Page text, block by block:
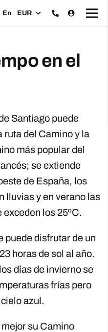
En EUR
en el
Santiago puede
ruta del Camino y la
más popular del
se extiende
de España, los
lluvias y en verano las
los 25ºC.
puede disfrutar de un
horas de sol al año.
días de invierno se
frías pero
azul.
su Camino